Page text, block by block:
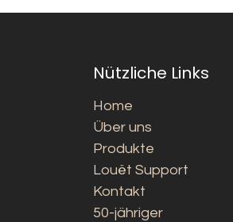
Nützliche Links
Home
Über uns
Produkte
Louët Support
Kontakt
50-jähriger